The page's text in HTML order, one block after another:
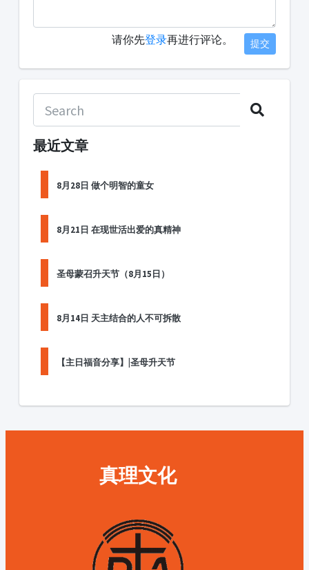
请你先登录再进行评论。 提交
最近文章
8月28日 做个明智的童女
8月21日 在现世活出爱的真精神
圣母蒙召升天节（8月15日）
8月14日 天主结合的人不可拆散
【主日福音分享】|圣母升天节
真理文化